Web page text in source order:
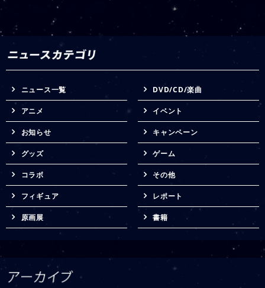
ニュース一覧 DVD/CD/楽曲
アニメ イベント
お知らせ キャンペーン
グッズ ゲーム
コラボ その他
フィギュア レポート
原画展 書籍